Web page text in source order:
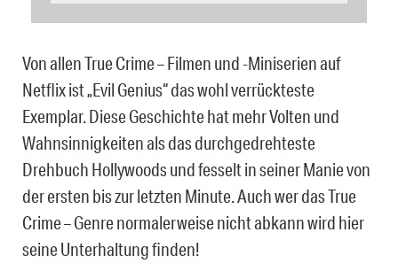
Von allen True Crime – Filmen und -Miniserien auf
Netflix ist „Evil Genius“ das wohl verrückteste
Exemplar. Diese Geschichte hat mehr Volten und
Wahnsinnigkeiten als das durchgedrehteste
Drehbuch Hollywoods und fesselt in seiner Manie von
der ersten bis zur letzten Minute. Auch wer das True
Crime – Genre normalerweise nicht abkann wird hier
seine Unterhaltung finden!